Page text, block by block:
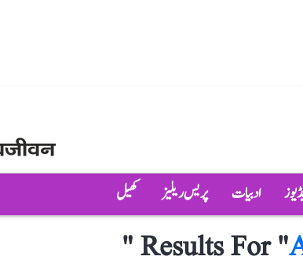
ادبیات پریس ریلیز کھیل
Results For "
"